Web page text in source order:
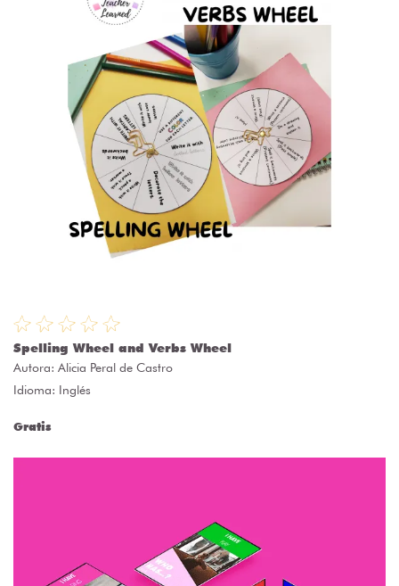
Spelling Wheel and Verbs Wheel
Autora: Alicia Peral de Castro
Idioma: Inglés
Gratis